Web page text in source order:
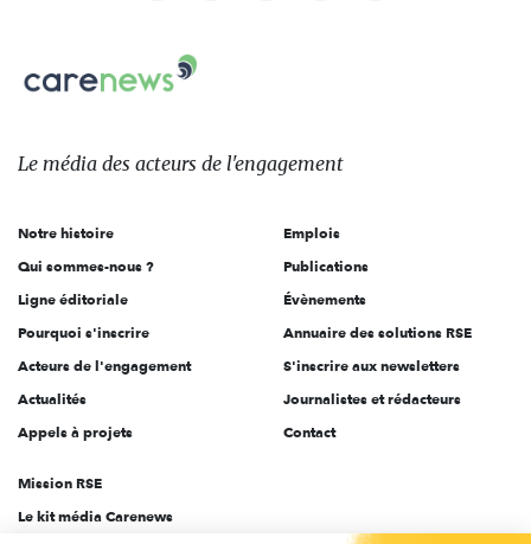
sur:
Carenews,
Le
des
l'engagement
Le média des acteurs de l'engagement
Notre histoire
Qui sommes-nous ?
Ligne éditoriale
Pourquoi s'inscrire
Acteurs de l'engagement
Actualités
Appels à projets
Emplois
Publications
Évènements
Annuaire des solutions RSE
S'inscrire aux newsletters
Journalistes et rédacteurs
Contact
Mission RSE
Le kit média Carenews